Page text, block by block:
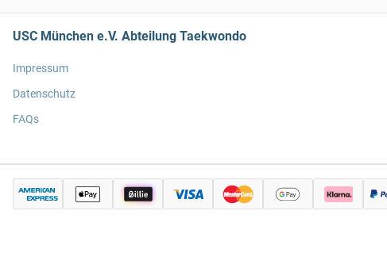
USC München e.V. Abteilung Taekwondo
Impressum
Datenschutz
FAQs